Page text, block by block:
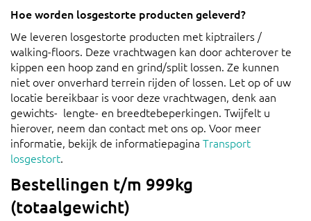
Hoe worden losgestorte producten geleverd?
We leveren losgestorte producten met kiptrailers /
walking-floors. Deze vrachtwagen kan door achterover te
kippen een hoop zand en grind/split lossen. Ze kunnen
niet over onverhard terrein rijden of lossen. Let op of uw
locatie bereikbaar is voor deze vrachtwagen, denk aan
gewichts- lengte- en breedtebeperkingen. Twijfelt u
hierover, neem dan contact met ons op. Voor meer
informatie, bekijk de informatiepagina Transport
losgestort.
Bestellingen t/m 999kg
(totaalgewicht)